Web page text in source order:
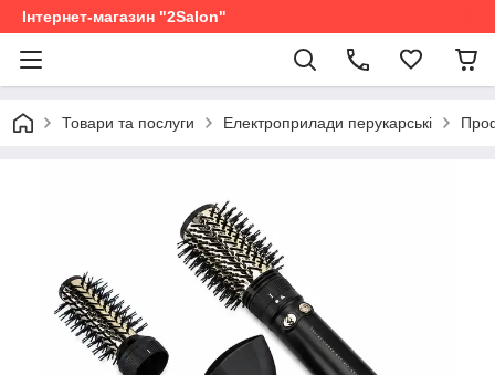
Інтернет-магазин "2Salon"
Товари та послуги Електроприлади перукарські